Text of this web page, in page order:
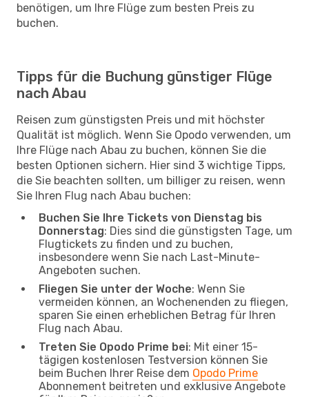
benötigen, um Ihre Flüge zum besten Preis zu
buchen.
Tipps für die Buchung günstiger Flüge
nach Abau
Reisen zum günstigsten Preis und mit höchster
Qualität ist möglich. Wenn Sie Opodo verwenden, um
Ihre Flüge nach Abau zu buchen, können Sie die
besten Optionen sichern. Hier sind 3 wichtige Tipps,
die Sie beachten sollten, um billiger zu reisen, wenn
Sie Ihren Flug nach Abau buchen:
Buchen Sie Ihre Tickets von Dienstag bis
Donnerstag: Dies sind die günstigsten Tage, um
Flugtickets zu finden und zu buchen,
insbesondere wenn Sie nach Last-Minute-
Angeboten suchen.
Fliegen Sie unter der Woche: Wenn Sie
vermeiden können, an Wochenenden zu fliegen,
sparen Sie einen erheblichen Betrag für Ihren
Flug nach Abau.
Treten Sie Opodo Prime bei: Mit einer 15-
tägigen kostenlosen Testversion können Sie
beim Buchen Ihrer Reise dem Opodo Prime
Abonnement beitreten und exklusive Angebote